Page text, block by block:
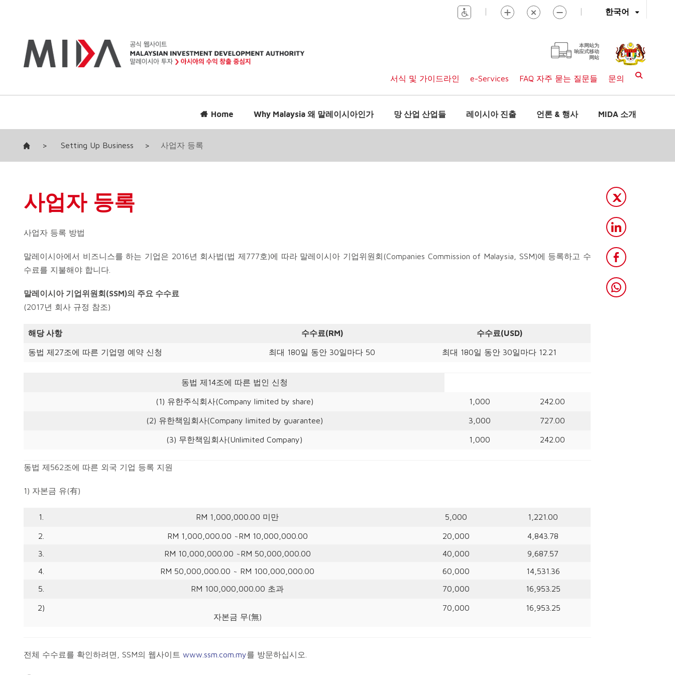
한국어
| |
本网站为
响应式移动
网站
서식 및 가이드라인 e-Services FAQ 자주 묻는 질문들 문의
Home Why Malaysia 왜 말레이시아인가 망 산업 산업들 레이시아 진출 언론 & 행사 MIDA 소개
> Setting Up Business > 사업자 등록
사업자 등록
사업자 등록 방법
말레이시아에서 비즈니스를 하는 기업은 2016년 회사법(법 제777호)에 따라 말레이시아 기업위원회(Companies Commission of Malaysia, SSM)에 등록하고 수
수료를 지불해야 합니다.
말레이시아 기업위원회(SSM)의 주요 수수료
(2017년 회사 규정 참조)
해당 사항 수수료(RM) 수수료(USD)
동법 제27조에 따른 기업명 예약 신청 최대 180일 동안 30일마다 50 최대 180일 동안 30일마다 12.21
동법 제14조에 따른 법인 신청
(1) 유한주식회사(Company limited by share) 1,000 242.00
(2) 유한책임회사(Company limited by guarantee) 3,000 727.00
(3) 무한책임회사(Unlimited Company) 1,000 242.00
동법 제562조에 따른 외국 기업 등록 지원
1) 자본금 유(有)
1. RM 1,000,000.00 미만 5,000 1,221.00
2. RM 1,000,000.00 ~RM 10,000,000.00 20,000
4,843.78
3.
RM 10,000,000.00 ~RM 50,000,000.00 40,000
9,687.57
4.
RM 50,000,000.00 ~ RM 100,000,000.00 60,000
14,531.36
5.
RM 100,000,000.00 초과 70,000 16,953.25
2)
자본금 무(無)
70,000 16,953.25
전체 수수료를 확인하려면, SSM의 웹사이트 www.ssm.com.my를 방문하십시오.